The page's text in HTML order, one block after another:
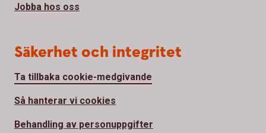
Jobba hos oss
Säkerhet och integritet
Ta tillbaka cookie-medgivande
Så hanterar vi cookies
Behandling av personuppgifter